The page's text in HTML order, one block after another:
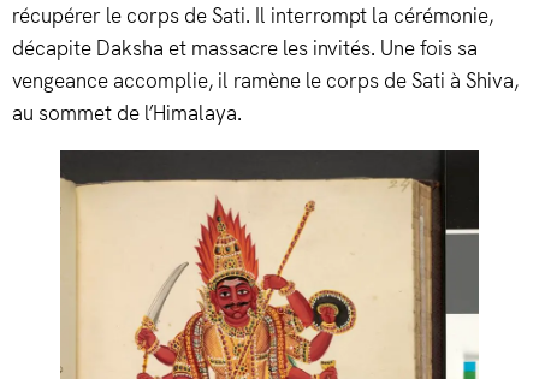
récupérer le corps de Sati. Il interrompt la cérémonie,
décapite Daksha et massacre les invités. Une fois sa
vengeance accomplie, il ramène le corps de Sati à Shiva,
au sommet de l’Himalaya.